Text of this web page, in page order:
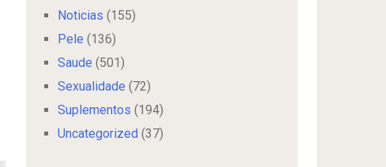
Noticias (155)
Pele (136)
Saude (501)
Sexualidade (72)
Suplementos (194)
Uncategorized (37)